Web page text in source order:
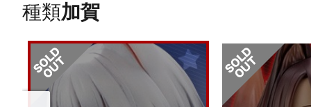
種類加賀